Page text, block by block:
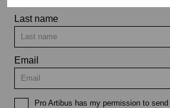
Last name
Email
Pro Artibus has my permission to